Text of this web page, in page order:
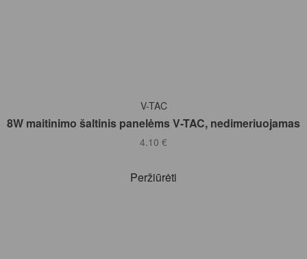
Į KREPŠELĮ
V-TAC
8W maitinimo šaltinis panelėms V-TAC, nedimeriuojamas
4.10 €
Peržiūrėti